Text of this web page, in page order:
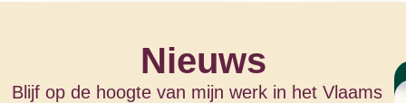
Nieuws
Blijf op de hoogte van mijn werk in het Vlaams